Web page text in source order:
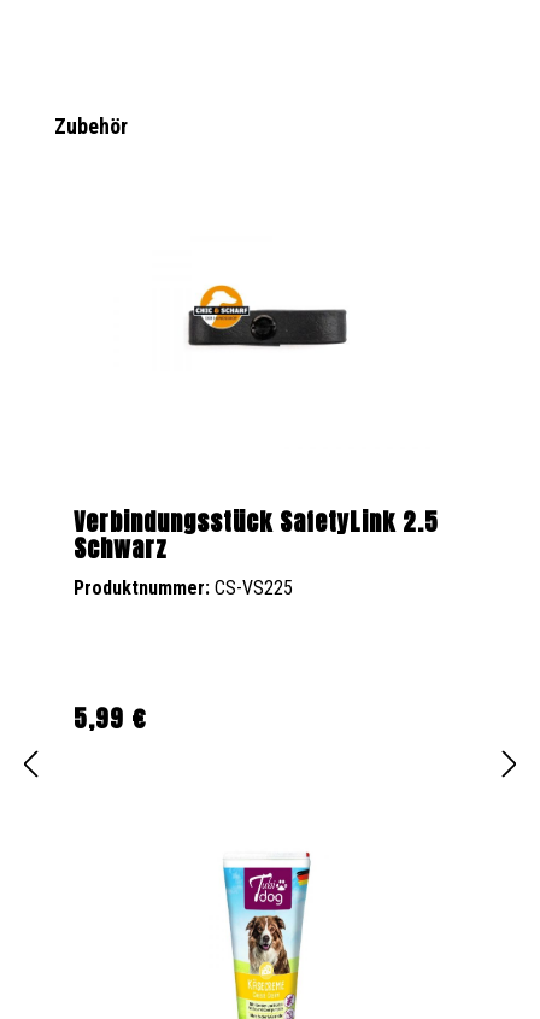
Produktgalerie überspringen
Zubehör
Verbindungsstück SafetyLink 2.5
Schwarz
Produktnummer: CS-VS225
Regulärer Preis:
5,99 €